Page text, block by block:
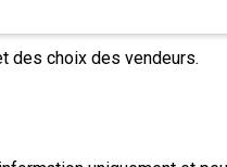
des choix des vendeurs.